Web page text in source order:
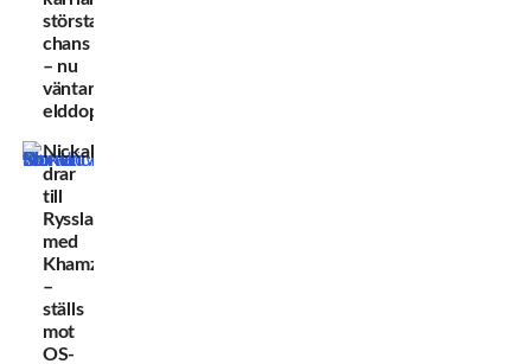
största
chans
– nu
väntar
elddopet
Nickal
drar
till
Ryssland
med
Khamzat
–
ställs
mot
OS-